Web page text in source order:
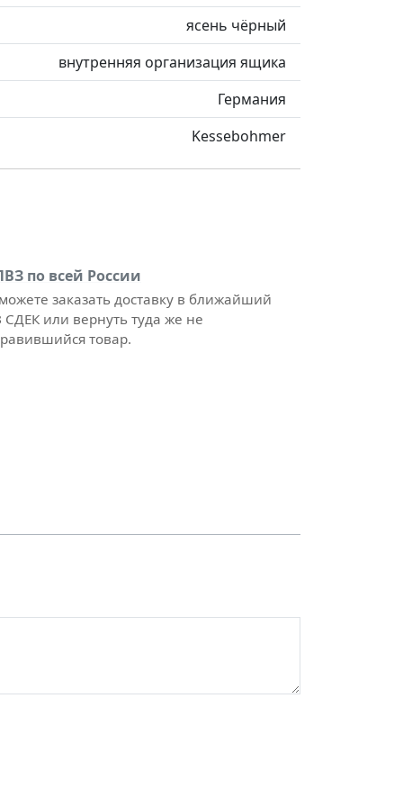
ясень чёрный
внутренняя организация ящика
Германия
Kessebohmer
по всей России
заказать доставку в ближайший
СДЕК или вернуть туда же не
товар.